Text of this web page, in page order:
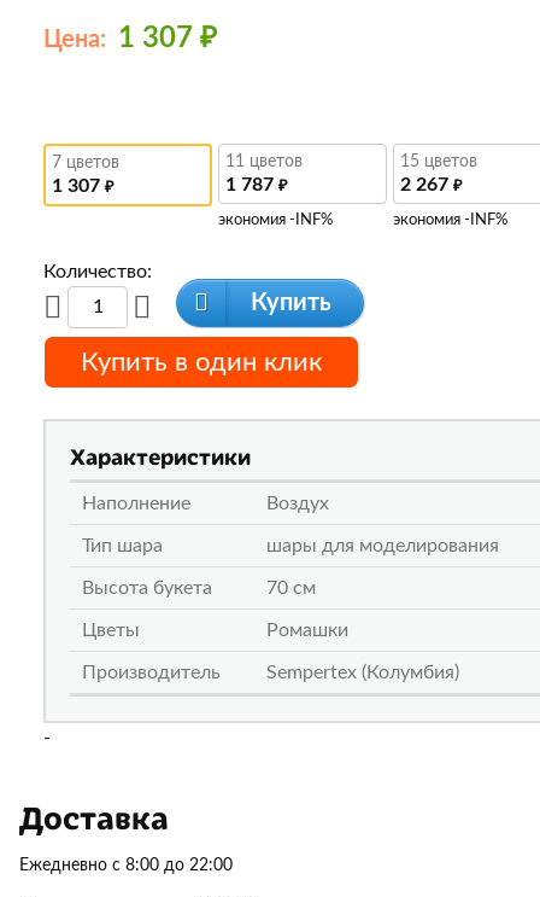
Цена: 1 307 ₽
7 цветов
1 307 ₽
11 цветов
1 787 ₽
экономия -INF%
15 цветов
2 267 ₽
экономия -INF%
Количество:
Купить
Купить в один клик
Характеристики
Наполнение Воздух
Тип шара шары для моделирования
Высота букета 70 см
Цветы Ромашки
Производитель Sempertex (Колумбия)
-
Доставка
Ежедневно с 8:00 до 22:00